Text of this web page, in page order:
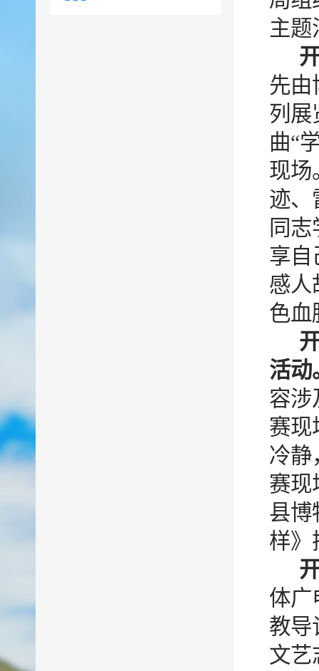
主题
先由
列展
曲“
现场
迹、
同
享自
感人
色血
活动
容涉
赛现
冷静
赛现
县博
样》
体广
教导
文艺